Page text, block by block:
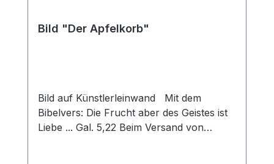
Bild "Der Apfelkorb"
Bild auf Künstlerleinwand Mit dem
Bibelvers: Die Frucht aber des Geistes ist
Liebe ... Gal. 5,22 Beim Versand von